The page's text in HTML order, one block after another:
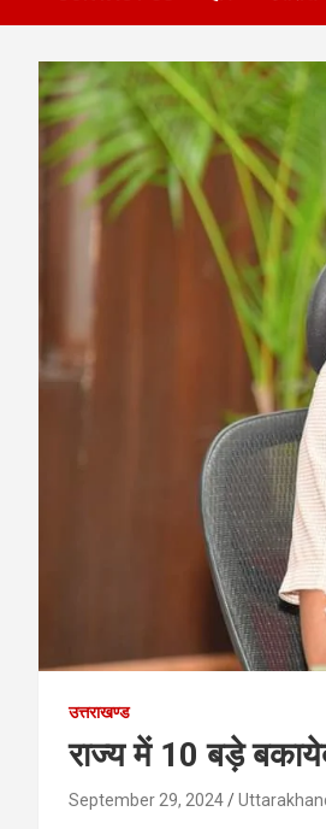
उत्तराखण्ड
राज्य में 10 बड़े
September 29, 2024